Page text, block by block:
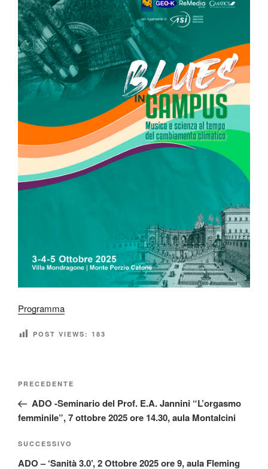
Programma
POST VIEWS: 183
Navigazione
Articolo
precedente:
PRECEDENTE
ADO -Seminario del Prof. E.A. Jannini “L’orgasmo
femminile”, 7 ottobre 2025 ore 14.30, aula Montalcini
Articolo
successivo
SUCCESSIVO
ADO – ‘Sanità 3.0’, 2 Ottobre 2025 ore 9, aula Fleming